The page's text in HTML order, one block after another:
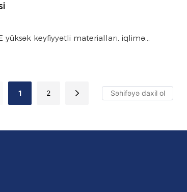
yüksək keyfiyyətli materialları, iqlimə
sistemləri təqdim etdi.
1 2